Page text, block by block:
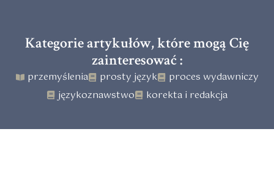
Kategorie artykułów, które mogą Cię
zainteresować :
przemyślenia prosty język
proces wydawniczy
językoznawstwo
korekta i redakcja